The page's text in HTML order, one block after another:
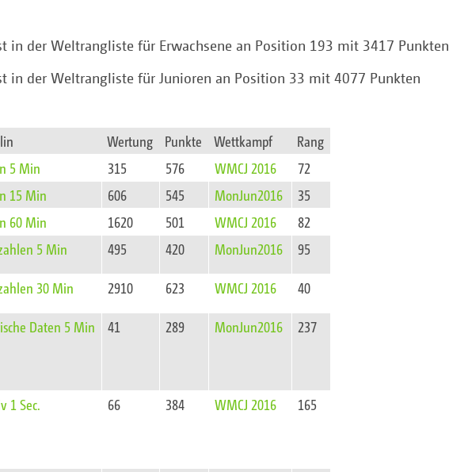
in der Weltrangliste für Erwachsene an Position 193 mit 3417 Punkten
in der Weltrangliste für Junioren an Position 33 mit 4077 Punkten
Wertung Punkte Wettkampf Rang
5 Min 315 576 WMCJ 2016
72
15 Min
606 545 MonJun2016
35
60 Min
1620 501 WMCJ 2016 82
5 Min 495 420 MonJun2016 95
30 Min 2910 623 WMCJ 2016 40
Daten 5 Min 41 289 MonJun2016 237
1 Sec. 66 384 WMCJ 2016 165